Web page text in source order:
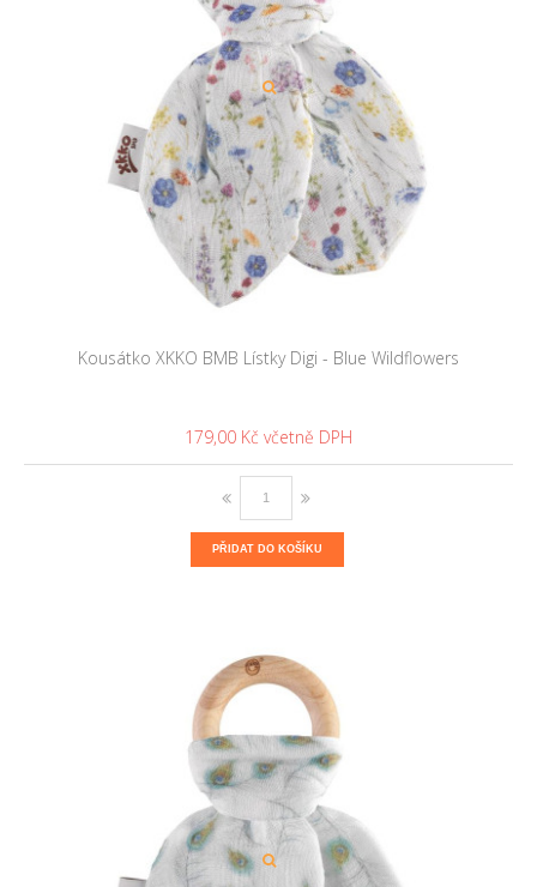
Kousátko XKKO BMB Lístky Digi - Blue Wildflowers
179,00 Kč
PŘIDAT DO KOŠÍKU